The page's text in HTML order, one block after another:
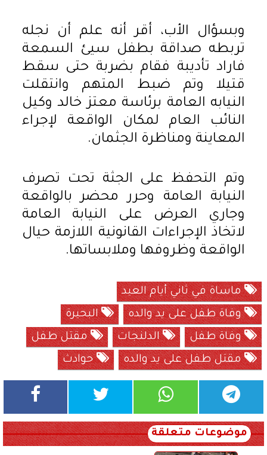
وبسؤال الأب، أقر أنه علم أن نجله
تربطه صداقة بطفل سيئ السمعة
فاراد تأديبة فقام بضربة حتى سقط
قتيلا وتم ضبط المتهم وانتقلت
النيابه العامة برئاسة معتز خالد وكيل
النائب العام لمكان الواقعة لإجراء
المعاينة ومناظرة الجثمان.
وتم التحفظ على الجثة تحت تصرف
النيابة العامة وحرر محضر بالواقعة
وجاري العرض على النيابة العامة
لاتخاذ الإجراءات القانونية اللازمة حيال
الواقعة وظروفها وملابساتها.
ماساة في ثاني أيام العيد
وفاة طفل على يد والده
البحيرة
وفاة طفل
الدلنجات
مقتل طفل
مقتل طفل على يد والده
حوادث
موضوعات متعلقة